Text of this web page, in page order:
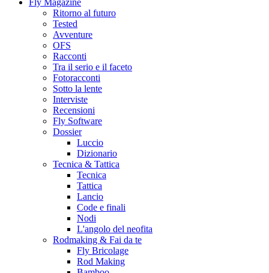
Fly Magazine
Ritorno al futuro
Tested
Avventure
OFS
Racconti
Tra il serio e il faceto
Fotoracconti
Sotto la lente
Interviste
Recensioni
Fly Software
Dossier
Luccio
Dizionario
Tecnica & Tattica
Tecnica
Tattica
Lancio
Code e finali
Nodi
L'angolo del neofita
Rodmaking & Fai da te
Fly Bricolage
Rod Making